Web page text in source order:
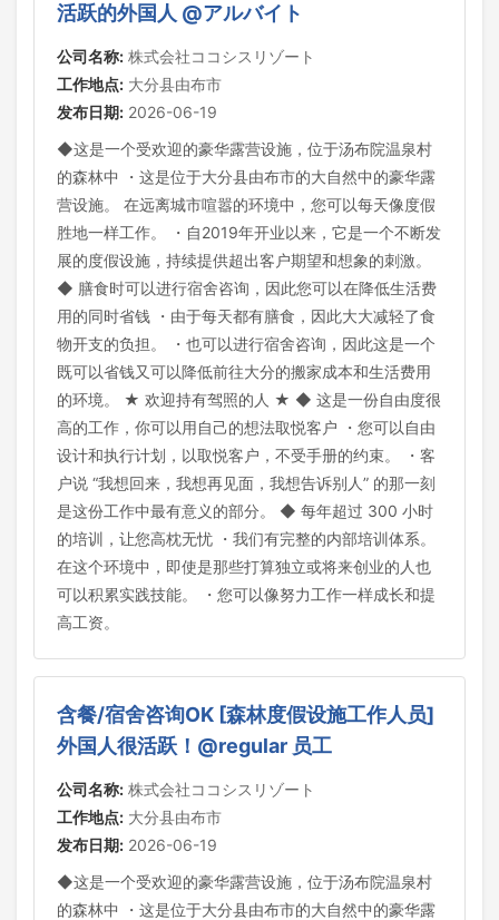
活跃的外国人 @アルバイト
公司名称: 株式会社ココシスリゾート
工作地点: 大分县由布市
发布日期: 2026-06-19
◆这是一个受欢迎的豪华露营设施，位于汤布院温泉村
的森林中 ・这是位于大分县由布市的大自然中的豪华露
营设施。 在远离城市喧嚣的环境中，您可以每天像度假
胜地一样工作。 ・自2019年开业以来，它是一个不断发
展的度假设施，持续提供超出客户期望和想象的刺激。
◆ 膳食时可以进行宿舍咨询，因此您可以在降低生活费
用的同时省钱 ・由于每天都有膳食，因此大大减轻了食
物开支的负担。 ・也可以进行宿舍咨询，因此这是一个
既可以省钱又可以降低前往大分的搬家成本和生活费用
的环境。 ★ 欢迎持有驾照的人 ★ ◆ 这是一份自由度很
高的工作，你可以用自己的想法取悦客户 ・您可以自由
设计和执行计划，以取悦客户，不受手册的约束。 ・客
户说 “我想回来，我想再见面，我想告诉别人” 的那一刻
是这份工作中最有意义的部分。 ◆ 每年超过 300 小时
的培训，让您高枕无忧 ・我们有完整的内部培训体系。
在这个环境中，即使是那些打算独立或将来创业的人也
可以积累实践技能。 ・您可以像努力工作一样成长和提
高工资。
含餐/宿舍咨询OK [森林度假设施工作人员]
外国人很活跃！@regular 员工
公司名称: 株式会社ココシスリゾート
工作地点: 大分县由布市
发布日期: 2026-06-19
◆这是一个受欢迎的豪华露营设施，位于汤布院温泉村
的森林中 ・这是位于大分县由布市的大自然中的豪华露